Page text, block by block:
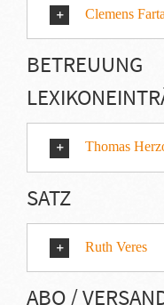
Clemens
BETREUUNG
Thomas
SATZ
Ruth Veres
ABO /